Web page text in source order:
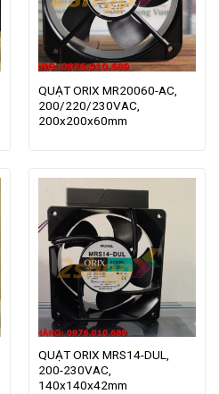
QUẠT ORIX MR20060-AC,
200/220/230VAC,
200x200x60mm
QUẠT ORIX MRS14-DUL,
200-230VAC,
140x140x42mm